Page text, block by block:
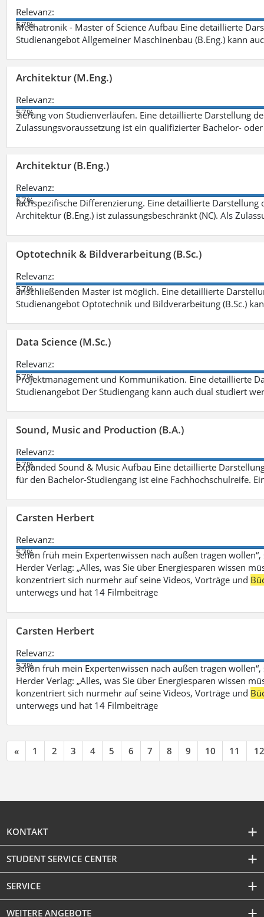
Relevanz:
57%
Mechatronik - Master of Science Aufbau Eine detaillierte
Studienangebot Allgemeiner Maschinenbau (B.Eng.) kann
Architektur (M.Eng.)
Relevanz:
57%
sierung von Studienverläufen. Eine detaillierte Darstellung
Zulassungsvoraussetzung ist ein qualifizierter Bachelor-
Architektur (B.Eng.)
Relevanz:
57%
fachspezifische Differenzierung. Eine detaillierte
Architektur (B.Eng.) ist zulassungsbeschränkt (NC). Als
Optotechnik & Bildverarbeitung (B.Sc.)
Relevanz:
57%
anschließenden Master ist möglich. Eine detaillierte
Studienangebot Optotechnik und Bildverarbeitung (B.Sc.)
Data Science (M.Sc.)
Relevanz:
57%
Projektmanagement und Kommunikation. Eine detaillierte
Studienangebot Der Studiengang kann auch dual studiert
Sound, Music and Production (B.A.)
Relevanz:
57%
Expanded Sound & Music Aufbau Eine detaillierte
für den Bachelor-Studiengang ist eine Fachhochschulreife.
Carsten Herbert
Relevanz:
57%
schon früh mein Expertenwissen nach außen tragen
Herder Verlag: „Alles, was Sie über Energiesparen wissen
konzentriert sich nurmehr auf seine Videos, Vorträge und
unterwegs und hat 14 Filmbeiträge
Carsten Herbert
Relevanz:
57%
schon früh mein Expertenwissen nach außen tragen
Herder Verlag: „Alles, was Sie über Energiesparen wissen
konzentriert sich nurmehr auf seine Videos, Vorträge und
unterwegs und hat 14 Filmbeiträge
« 1 2 3 4 5 6 7 8 9 10 11 12
KONTAKT
STUDENT SERVICE CENTER
SERVICE
WEITERE ANGEBOTE